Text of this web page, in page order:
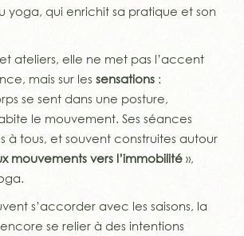
yoga, qui enrichit sa pratique et son
ateliers, elle ne met pas l’accent
mais sur lessensations :
se sent dans une posture,
le mouvement. Ses séances
à tous, et souvent construites autour
mouvements vers l’immobilité »,
s’accorder avec les saisons, la
se relier à des intentions